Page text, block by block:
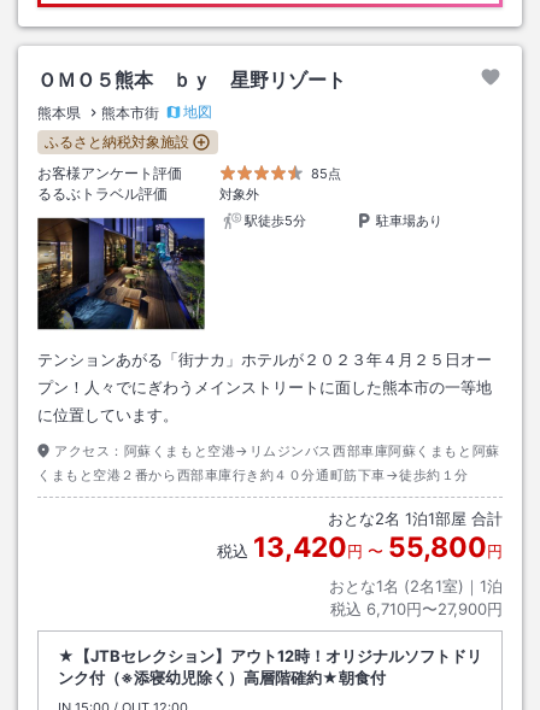
ＯＭＯ５熊本 ｂｙ 星野リゾート
熊本県 熊本市街
地図
ふるさと納税対象施設
お客様アンケート評価
85点
るるぶトラベル評価
対象外
駅徒歩5分
駐車場あり
テンションあがる「街ナカ」ホテルが２０２３年４月２５日オー
プン！人々でにぎわうメインストリートに面した熊本市の一等地
に位置しています。
アクセス： 阿蘇くまもと空港→リムジンバス西部車庫阿蘇くまもと阿蘇
くまもと空港２番から西部車庫行き約４０分通町筋下車→徒歩約１分
おとな2名 1泊1部屋 合計
税込 13,420円 〜 55,800円
おとな1名 (2名1室)｜ 1泊
税込 6,710円〜27,900円
★【JTBセレクション】アウト12時！オリジナルソフトドリ
ンク付（※添寝幼児除く）高層階確約★朝食付